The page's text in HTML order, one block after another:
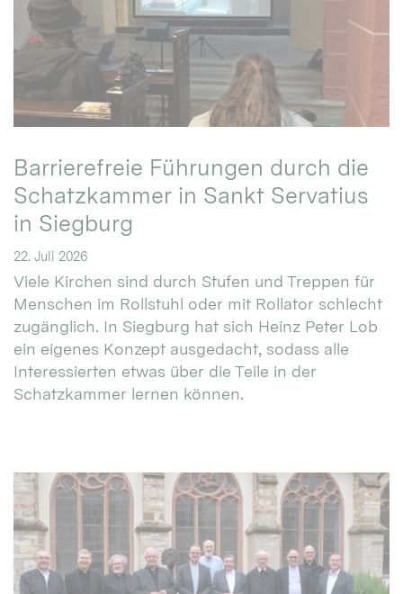
Barrierefreie Führungen durch die
Schatzkammer in Sankt Servatius
in Siegburg
22. Juli 2026
Viele Kirchen sind durch Stufen und Treppen für
Menschen im Rollstuhl oder mit Rollator schlecht
zugänglich. In Siegburg hat sich Heinz Peter Lob
ein eigenes Konzept ausgedacht, sodass alle
Interessierten etwas über die Teile in der
Schatzkammer lernen können.